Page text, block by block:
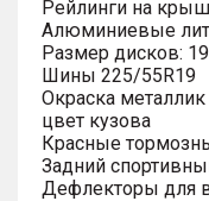
Рейлинги на
Алюминиевые
Размер дисков:
Шины 225/55R19
Окраска
цвет кузова
Красные
Задний
Дефлекторы для